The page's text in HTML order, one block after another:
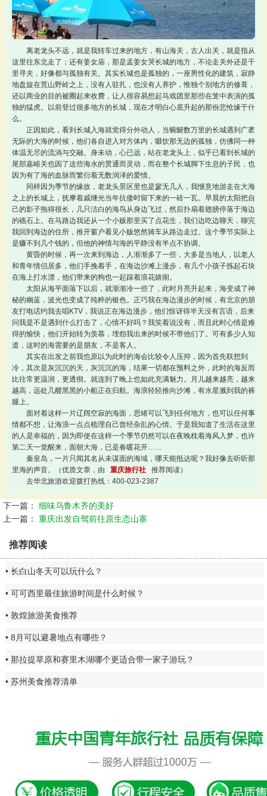
离老龙头不远，就是我转车过来的地方，有山海关，古人出关，就是指从
这里往东北走了；还有姜女庙，那是孟姜女哭长城的地方，不论走关外还是千
里寻夫，好像都与孤独有关。其实长城也是孤独的，一座男性化的建筑，寂静
地盘旋在荒山野岭之上，没有人驻扎，也没有人养护，惟独个别地方的修葺，
还以商业的目的被圈起来收费，让人很容易想起马戏团里那些在笼中表演的孤
独的猛虎。以前登过很多地方的长城，现在才明白心底升起的那份悲怆缘于什
么。
正因如此，看到长城入海就觉得分外动人，当蜿蜒数万里的长城遇到广袤
无际的大海的时候，他们各自进入对方体内，啜饮那无边的孤独，仿佛同一种
体温无尽的流淌与交融。身未动，心已远，站在老龙头上，似乎已看到长城的
尾部嘉峪关也因了这些海水的贯通而灵动，而在整个长城脚下生息的子民，也
因为有了海的血脉而繁衍着无数润泽的爱情。
同样因为季节的缘故，老龙头景区里也是寥无几人，我惬意地游走在大海
之上的长城上，抚摩着戚继光当年抗倭时留下来的一砖一瓦。早晨的太阳把自
己的影子拖得很长，几只洁白的海鸟从身边飞过，然后扑扇着翅膀停落于海边
的礁石上。在马路边我还从一个小贩那里买了点花生，我们边吃边聊天，聊完
我回到海边的住所，推开窗户看见小贩悠然骑车从路边走过。这个季节实际上
是赚不到几个钱的，但他的神情与海的平静没有半点不协调。
黄昏的时候，再一次来到海边，人渐渐多了一些，大多是当地人，以老人
和青年情侣居多，他们手挽着手，在海边沙滩上漫步，有几个小孩子拣起石块
在海上打水漂，他们带来的狗也一起踩着浪花嬉闹。
太阳从海平面落下以后，就渐渐冷一些了，此时月亮升起来，海变成了神
秘的幽蓝，波光也变成了纯粹的银色。正巧我在海边漫步的时候，有北京的朋
友打电话约我去唱KTV，我说正在海边漫步，他们惊讶得半天没有言语，后来
问我是不是遇到什么打击了，心情不好吗？我笑着说没有，而且此时心情是难
得的愉快，他们开始转为羡慕，埋怨我出来的时候不带他们了。可有多少人知
道，这时的海需要的是朋友，不是客人。
其实在出发之前我也原以为此时的海会比较令人压抑，因为首先联想到
冷，其次是灰沉沉的天，灰沉沉的海，结果一切都在预料之外，此时的海反而
比往常更温润，更透彻。就连到了晚上也如此充满魅力。月儿越来越亮，越来
越高，远处几艘黑黑的小船正在归航。海浪轻轻推向沙滩，有水星溅到我的裤
腿上。
面对着这样一片辽阔空寂的海面，思绪可以飞到任何地方，也可以任何事
情都不想，让海浪一点点梳理自己曾经杂乱的心情。于是我知道了生活在这里
的人是幸福的，因为即使在这样一个季节仍然可以在夜晚枕着海风入梦，也许
第二天一觉醒来，面朝大海，已是春暖花开……
秦皇岛，一片只闻其名从未谋面的海域，哪天能抵达呢？我好像去听听那
里海的声音。（优质文章，由
重庆旅行社
推荐阅读）
去华北旅游欢迎拨打热线：400-023-2387
下一篇： 细味乌鲁木齐的美好
上一篇： 重庆出发自驾前往原生态山寨
推荐阅读
长白山冬天可以玩什么？
可可西里最佳旅游时间是什么时候？
敦煌旅游美食推荐
8月可以避暑地点有哪些？
那拉提草原和赛里木湖哪个更适合带一家子游玩？
苏州美食推荐清单